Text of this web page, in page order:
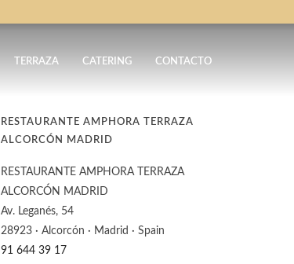
TERRAZA CATERING CONTACTO
RESTAURANTE AMPHORA TERRAZA
ALCORCÓN MADRID
RESTAURANTE AMPHORA TERRAZA
ALCORCÓN MADRID
Av. Leganés, 54
28923 · Alcorcón · Madrid · Spain
91 644 39 17